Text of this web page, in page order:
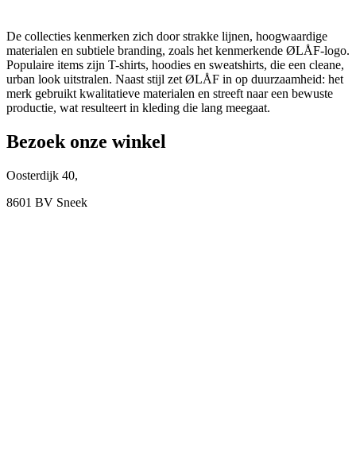
De collecties kenmerken zich door strakke lijnen, hoogwaardige
materialen en subtiele branding, zoals het kenmerkende ØLÅF-logo.
Populaire items zijn T-shirts, hoodies en sweatshirts, die een cleane,
urban look uitstralen. Naast stijl zet ØLÅF in op duurzaamheid: het
merk gebruikt kwalitatieve materialen en streeft naar een bewuste
productie, wat resulteert in kleding die lang meegaat.
Bezoek onze winkel
Oosterdijk 40,
8601 BV Sneek